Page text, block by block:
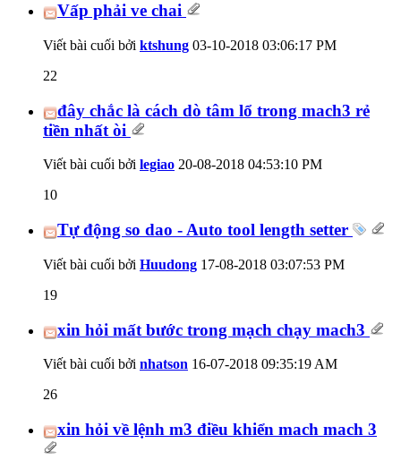
Vấp phải ve chai
Viết bài cuối bởi ktshung 03-10-2018 03:06:17 PM
22
đây chắc là cách dò tâm lổ trong mach3 rẻ
tiền nhất òi
Viết bài cuối bởi legiao 20-08-2018 04:53:10 PM
10
Tự động so dao - Auto tool length setter
Viết bài cuối bởi Huudong 17-08-2018 03:07:53 PM
19
xin hỏi mất bước trong mạch chạy mach3
Viết bài cuối bởi nhatson 16-07-2018 09:35:19 AM
26
xin hỏi về lệnh m3 điều khiển mach mach 3